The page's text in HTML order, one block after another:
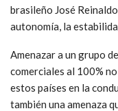
brasileño José
autonomía, la
Amenazar a un grupo
comerciales al 100%
estos países en la
también una amenaza